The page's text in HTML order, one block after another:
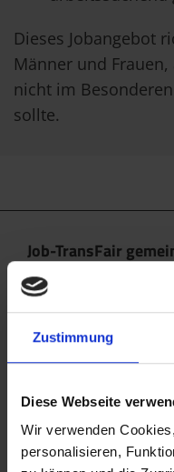
Zustimmung
Diese Webseite
Wir verwenden
personalisieren,
Dieses Jobangebot
Männer und
nicht im
sollte.
Job-TransFair
Linke Wienzeile 10/
1060 Wien
office@jobtransfair.at
+43 1 585 39 91
Die Inhalte unserer
enthalten. Nähere
unseremKI Manifest